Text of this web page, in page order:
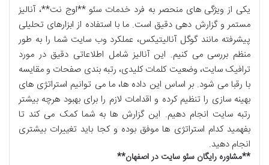
یکی از ویژگی های منحصر به فرد خدمات سئو **اوج نت**، آنالیز
مستمر و گزارش دهی دقیق است. ما با استفاده از ابزارهای تحلیلی
پیشرفته مانند گوگل آنالیتیکس، عملکرد وب سایت شما را به طور
منظم بررسی می کنیم. این آنالیز شامل اطلاعاتی دقیق در مورد
ترافیک سایت، وضعیت کلمات کلیدی، رتبه بندی صفحات و مقایسه
با رقبا می شود. بر اساس این داده ها، ما می توانیم استراتژی های
بهینه سازی را تنظیم کرده و اقدامات لازم را برای بهبود هرچه بیشتر
رتبه سایت انجام دهیم. این گزارش ها به شما کمک می کند تا
بفهمید کدام استراتژی ها موفق بوده و کجا باید تغییرات بیشتری
انجام دهید.
**مشاوره رایگان سئو سایت در اصفهان**